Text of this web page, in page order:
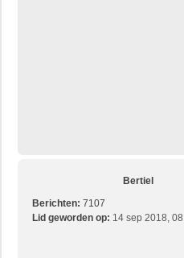
Bertiel
Berichten: 7107
Lid geworden op: 14 sep 2018,